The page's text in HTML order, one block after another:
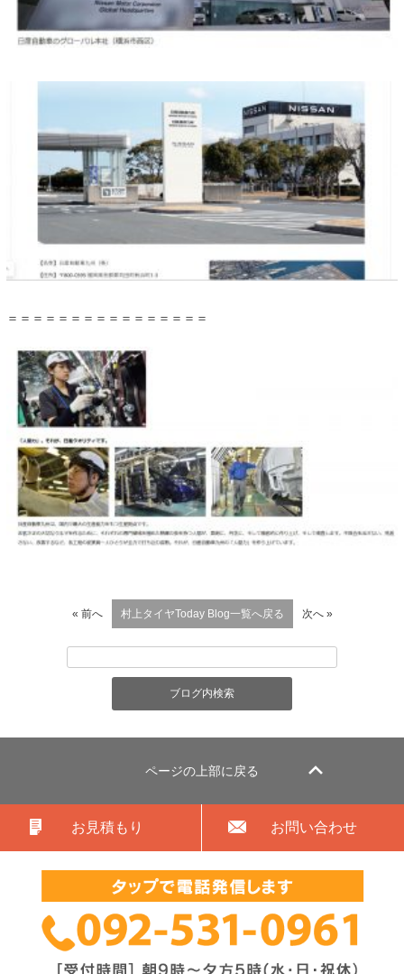
＝＝＝＝＝＝＝＝＝＝＝＝＝＝＝＝
« 前へ 村上タイヤToday Blog一覧へ戻る 次へ »
ページの上部に戻る
お見積もり お問い合わせ